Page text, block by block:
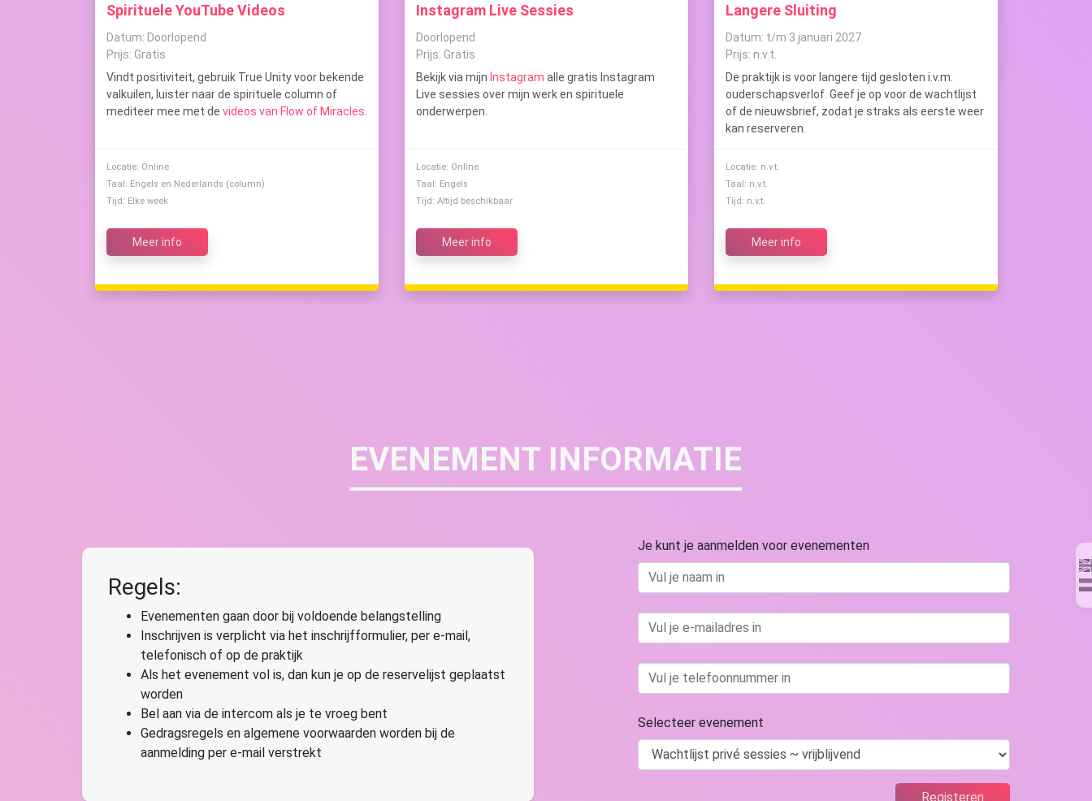
Spirituele YouTube Videos
Datum: Doorlopend
Prijs: Gratis
Vindt positiviteit, gebruik True Unity voor bekende
valkuilen, luister naar de spirituele column of
mediteer mee met de videos van Flow of Miracles
Locatie: Online
Taal: Engels en Nederlands (column)
Tijd: Elke week
Meer info
Instagram Live Sessies
Doorlopend
Prijs: Gratis
Bekijk via mijn Instagram alle gratis Instagram
Live sessies over mijn werk en spirituele
onderwerpen.
Locatie: Online
Taal: Engels
Tijd: Altijd beschikbaar
Meer info
Langere Sluiting
Datum: t/m 3 januari 2027
Prijs: n.v.t.
De praktijk is voor langere tijd gesloten i.v.m.
ouderschapsverlof. Geef je op voor de wachtlijst
of de nieuwsbrief, zodat je straks als eerste weer
kan reserveren.
Locatie: n.v.t.
Taal: n.v.t.
Tijd: n.v.t.
Meer info
EVENEMENT INFORMATIE
Regels:
Evenementen gaan door bij voldoende belangstelling
Inschrijven is verplicht via het inschrijfformulier, per e-mail,
telefonisch of op de praktijk
Als het evenement vol is, dan kun je op de reservelijst geplaatst
worden
Bel aan via de intercom als je te vroeg bent
Gedragsregels en algemene voorwaarden worden bij de
aanmelding per e-mail verstrekt
Je kunt je aanmelden voor evenementen
Selecteer evenement
Registeren